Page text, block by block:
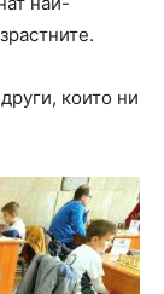
които ни